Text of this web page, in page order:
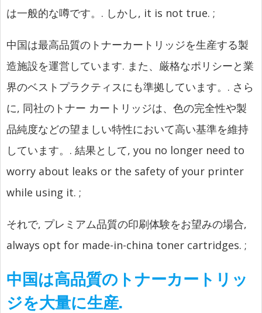
は一般的な噂です。. しかし, it is not true. ;
中国は最高品質のトナーカートリッジを生産する製
造施設を運営しています. また、厳格なポリシーと業
界のベストプラクティスにも準拠しています。. さら
に, 同社のトナー カートリッジは、色の完全性や製
品純度などの望ましい特性において高い基準を維持
しています。. 結果として, you no longer need to
worry about leaks or the safety of your printer
while using it. ;
それで, プレミアム品質の印刷体験をお望みの場合,
always opt for made-in-china toner cartridges. ;
中国は高品質のトナーカートリッ
ジを大量に生産.